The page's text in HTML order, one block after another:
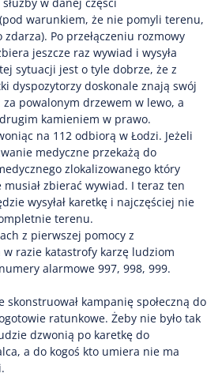
warunkiem, że nie pomyli terenu,
zdarza). Po przełączeniu rozmowy
jeszcze raz wywiad i wysyła
sytuacji jest o tyle dobrze, że z
dyspozytorzy doskonale znają swój
powalonym drzewem w lewo, a
kamieniem w prawo.
na 112 odbiorą w Łodzi. Jeżeli
medyczne przekażą do
zlokalizowanego który
zbierać wywiad. I teraz ten
wysyłał karetkę i najczęściej nie
terenu.
z pierwszej pomocy z
razie katastrofy karzę ludziom
alarmowe 997, 998, 999.
skonstruował kampanię społeczną do
ratunkowe. Żeby nie było tak
dzwonią po karetkę do
a do kogoś kto umiera nie ma